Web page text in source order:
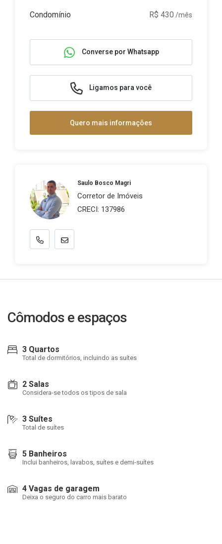
Condomínio R$ 430 /mês
Converse por Whatsapp
Ligamos para você
Quero mais informações
Saulo Bosco Magri
Corretor de Imóveis
CRECI: 137986
Cômodos e espaços
3 Quartos
Total de dormitórios, incluindo as suítes
2 Salas
Considera-se todos os tipos de sala
3 Suítes
Total de suítes
5 Banheiros
Inclui banheiros, lavabos, suítes e demi-suítes
4 Vagas de garagem
Deixa o seguro do carro mais barato